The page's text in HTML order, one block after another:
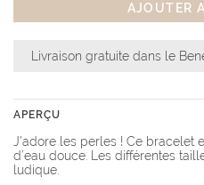
AJOUTER
Livraison gratuite dans le
APERÇU
J'adore les perles ! Ce bracelet
d’eau douce. Les différentes
ludique.